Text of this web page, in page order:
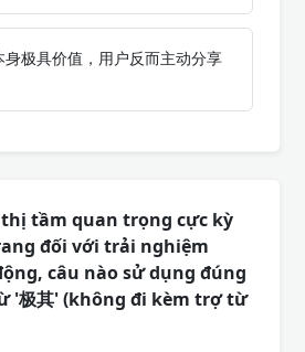
身极具价值，用户反而主动分享
tầm quan trọng cực kỳ
đối với trải nghiệm
câu nào sử dụng đúng
'极其' (không đi kèm trợ từ